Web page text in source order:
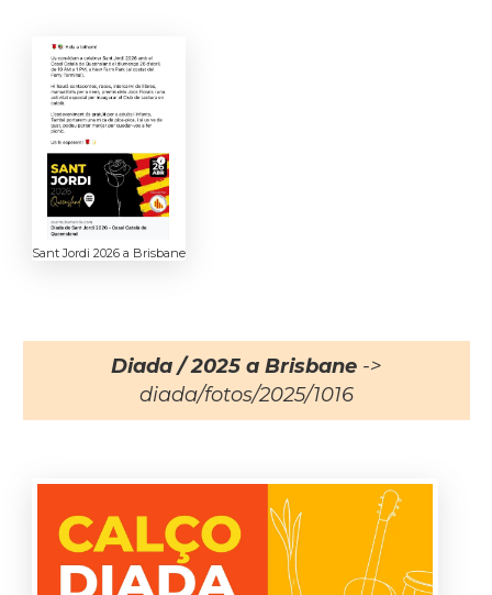
Sant Jordi 2026 a Brisbane
Diada / 2025 a Brisbane ->
diada/fotos/2025/1016